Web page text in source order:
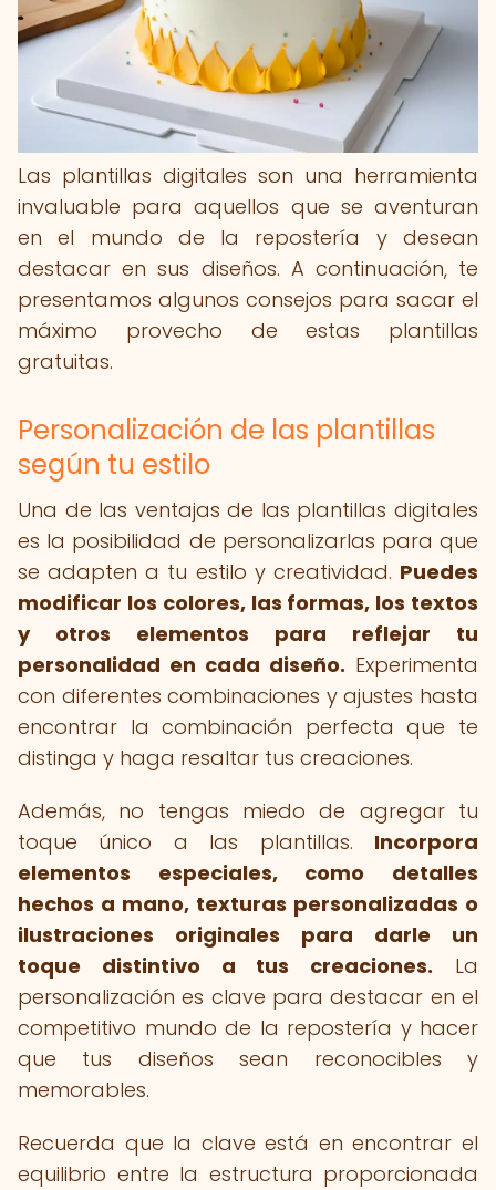
Las plantillas digitales son una herramienta
invaluable para aquellos que se aventuran
en el mundo de la repostería y desean
destacar en sus diseños. A continuación, te
presentamos algunos consejos para sacar el
máximo provecho de estas plantillas
gratuitas.
Personalización de las plantillas
según tu estilo
Una de las ventajas de las plantillas digitales
es la posibilidad de personalizarlas para que
se adapten a tu estilo y creatividad. Puedes
modificar los colores, las formas, los textos
y otros elementos para reflejar tu
personalidad en cada diseño. Experimenta
con diferentes combinaciones y ajustes hasta
encontrar la combinación perfecta que te
distinga y haga resaltar tus creaciones.
Además, no tengas miedo de agregar tu
toque único a las plantillas. Incorpora
elementos especiales, como detalles
hechos a mano, texturas personalizadas o
ilustraciones originales para darle un
toque distintivo a tus creaciones. La
personalización es clave para destacar en el
competitivo mundo de la repostería y hacer
que tus diseños sean reconocibles y
memorables.
Recuerda que la clave está en encontrar el
equilibrio entre la estructura proporcionada